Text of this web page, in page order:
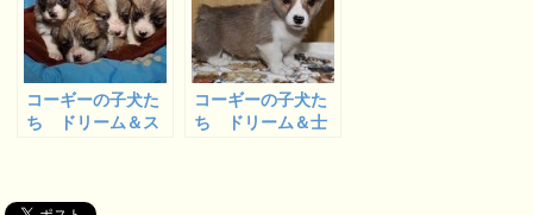
コーギーの子犬た
ち ドリーム＆ス
コーギーの子犬た
ち ドリーム＆士